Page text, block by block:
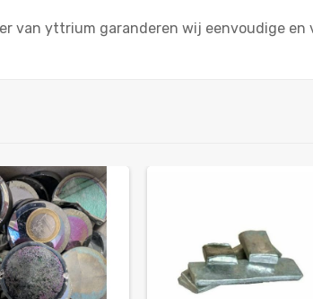
van yttrium garanderen wij eenvoudige